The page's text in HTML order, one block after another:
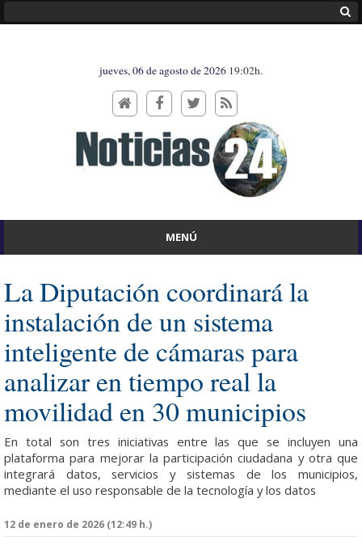
jueves, 06 de agosto de 2026 19:02h.
MENÚ
La Diputación coordinará la
instalación de un sistema
inteligente de cámaras para
analizar en tiempo real la
movilidad en 30 municipios
En total son tres iniciativas entre las que se incluyen una
plataforma para mejorar la participación ciudadana y otra que
integrará datos, servicios y sistemas de los municipios,
mediante el uso responsable de la tecnología y los datos
12 de enero de 2026 (12:49 h.)